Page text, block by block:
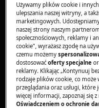
Rozwiązanie
1. Jeśli uszkodzenie
odpakowywania
najszybciej
aby ustalić czy
transporcie.
Nie podłączać ani
Używamy plików cookie i
ulepszania naszej witryny, a
marketingowych.
naszej strony naszym
społecznościowych, reklamy i
cookie", wyrażasz zgodę na
czemu możemy
dostosowaćoferty specjalne
reklamy. Klikając „Kontynuuj
rodzaje plików cookie, co może
przeglądania oraz usługi, które
więcej informacji, zapoznaj się z
Oświadczeniem o ochronie